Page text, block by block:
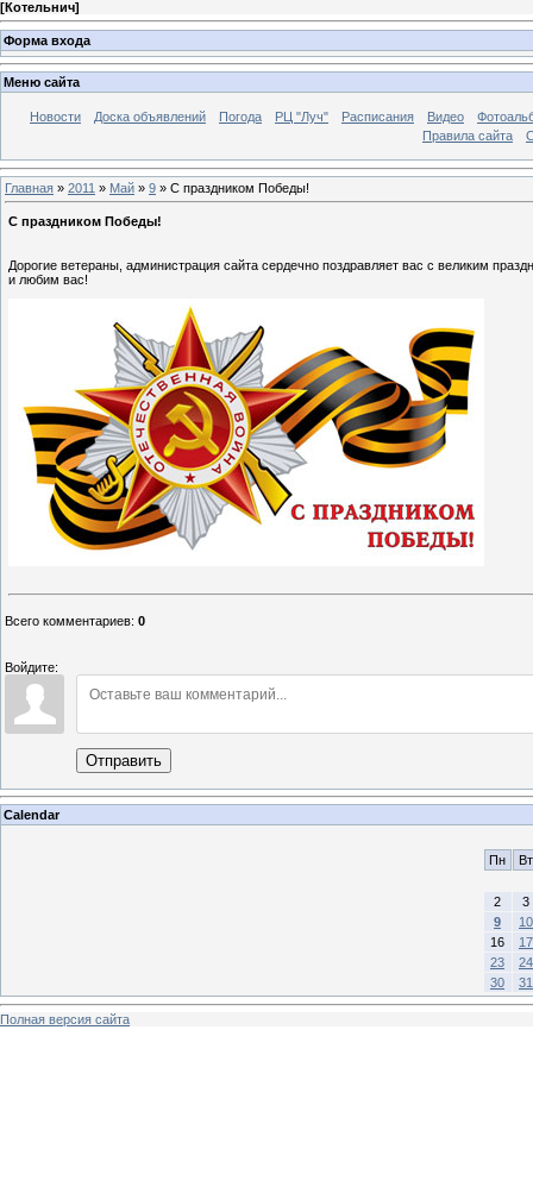
[Котельнич]
Форма входа
Меню сайта
Новости Доска объявлений Погода РЦ "Луч" Расписания Видео
Правила сайта
Главная » 2011 » Май » 9 » С праздником Победы!
С праздником Победы!
Дорогие ветераны, администрация сайта сердечно поздравляет вас с великим
и любим вас!
Всего комментариев: 0
Войдите:
Отправить
Calendar
Пн Вт
2
3
9
10
16
17
23
24
30
31
Полная версия сайта